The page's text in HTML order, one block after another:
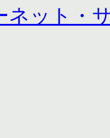
ネット・